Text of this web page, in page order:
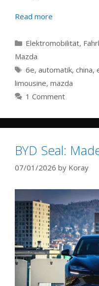
Read more
Categories
Elektromobilität,
Mazda
Tags
6e, automatik, china,
limousine, mazda
1 Comment
BYD Seal:
07/01/2026 by Koray